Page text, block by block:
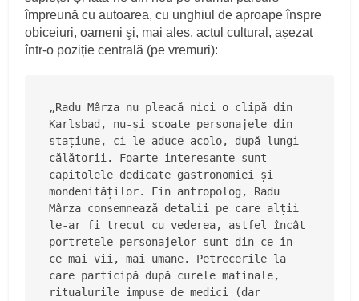
împreună cu autoarea, cu unghiul de aproape înspre
obiceiuri, oameni şi, mai ales, actul cultural, așezat
într-o poziție centrală (pe vremuri):
„Radu Mârza nu pleacă nici o clipă din
Karlsbad, nu-și scoate personajele din
stațiune, ci le aduce acolo, după lungi
călătorii. Foarte interesante sunt
capitolele dedicate gastronomiei și
mondenităților. Fin antropolog, Radu
Mârza consemnează detalii pe care alții
le-ar fi trecut cu vederea, astfel încât
portretele personajelor sunt din ce în
ce mai vii, mai umane. Petrecerile la
care participă după curele matinale,
ritualurile impuse de medici (dar